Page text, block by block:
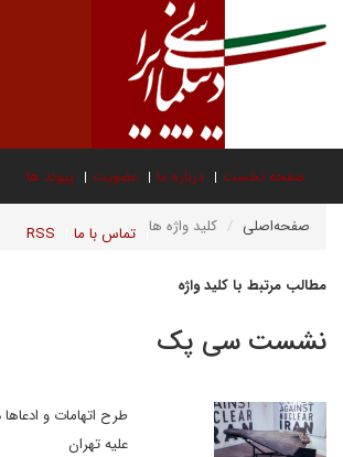
صفحه نخست درباره ما عضویت پیوند ها
تماس با ما RSS صفحه‌اصلی کلید واژه ها
مطالب مرتبط با کلید واژه
نشست سی پک
طرح اتهامات و
علیه تهران